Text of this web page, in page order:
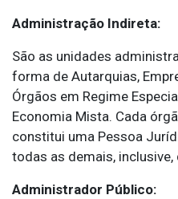
Administração Indireta:
São as unidades
forma de Autarquias,
Órgãos em Regime
Economia Mista. Cada
constitui uma Pessoa
todas as demais,
Administrador Público: